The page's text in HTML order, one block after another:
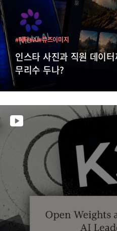
인스타 사진과 직원 데이
무리수 두나?
#메타#AI#뮤즈이미지